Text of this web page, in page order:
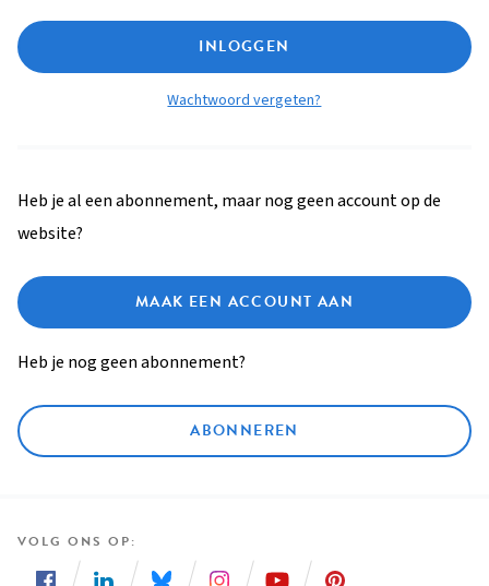
INLOGGEN
Wachtwoord vergeten?
Heb je al een abonnement, maar nog geen account op de
website?
MAAK EEN ACCOUNT AAN
Heb je nog geen abonnement?
ABONNEREN
VOLG ONS OP